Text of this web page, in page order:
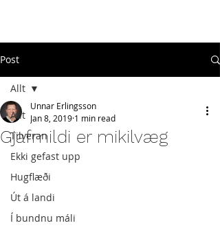
Post
Allt
Tilveran
Ekki gefast upp
Hugflæði
Út á landi
Í bundnu máli
Allt
Gjafmildi er mikilvæg
Unnar Erlingsson
Jan 8, 2019 1 min read